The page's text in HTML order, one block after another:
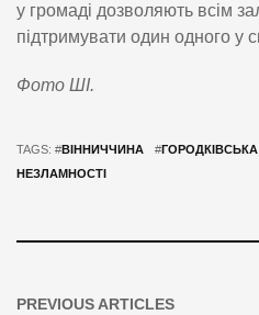
у громаді дозволяють всім
підтримувати один одного у
Фото ШІ.
TAGS: #ВІННИЧЧИНА #
НЕЗЛАМНОСТІ
PREVIOUS ARTICLES